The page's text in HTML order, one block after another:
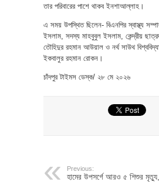
তার পরিবারের পাশে থাকব ইনশাআল্লাহ।
এ সময় উপস্থিত ছিলেন- বিএনপির স্বাস্থ্য
ইসলাম, সদস্য মাহবুবুল ইসলাম, কেন্দ্রীয়
তৌহিদুর রহমান আউয়াল ও নর্থ সাউথ
ইকবালুর রহমান রোকন।
চাঁদপুর টাইমস ডেস্ক/ ২৮ মে ২০২৬
Previous:
হামের উপসর্গে আরও ৫ শিশুর